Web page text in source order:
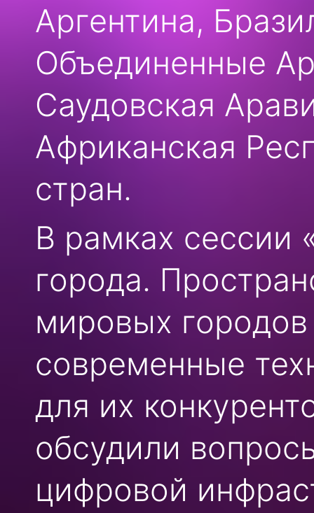
Аргентина,
Объединенные
Саудовская
Африканская
стран.
В рамках сессии
города.
мировых
современные
для их
обсудили
цифровой